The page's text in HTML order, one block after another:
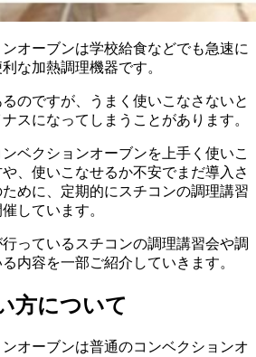
オーブンは学校給食などでも急速に
な加熱調理機器です。
のですが、うまく使いこなさないと
スになってしまうことがあります。
ベクションオーブンを上手く使いこ
、使いこなせるか不安でまだ導入さ
めに、定期的にスチコンの調理講習
しています。
っているスチコンの調理講習会や調
内容を一部ご紹介していきます。
方について
オーブンは普通のコンベクションオ